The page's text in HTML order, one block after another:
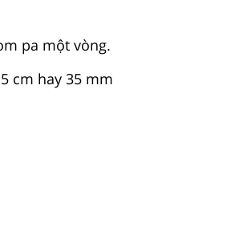
pa một vòng.
cm hay 35 mm